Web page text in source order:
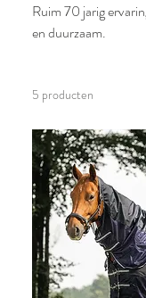
Ruim 70 jarig
en duurzaam.
5 producten